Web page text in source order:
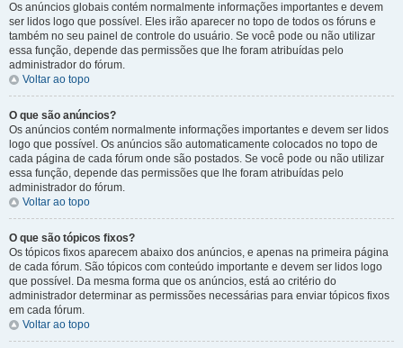
Os anúncios globais contém normalmente informações importantes e devem
ser lidos logo que possível. Eles irão aparecer no topo de todos os fóruns e
também no seu painel de controle do usuário. Se você pode ou não utilizar
essa função, depende das permissões que lhe foram atribuídas pelo
administrador do fórum.
Voltar ao topo
O que são anúncios?
Os anúncios contém normalmente informações importantes e devem ser lidos
logo que possível. Os anúncios são automaticamente colocados no topo de
cada página de cada fórum onde são postados. Se você pode ou não utilizar
essa função, depende das permissões que lhe foram atribuídas pelo
administrador do fórum.
Voltar ao topo
O que são tópicos fixos?
Os tópicos fixos aparecem abaixo dos anúncios, e apenas na primeira página
de cada fórum. São tópicos com conteúdo importante e devem ser lidos logo
que possível. Da mesma forma que os anúncios, está ao critério do
administrador determinar as permissões necessárias para enviar tópicos fixos
em cada fórum.
Voltar ao topo